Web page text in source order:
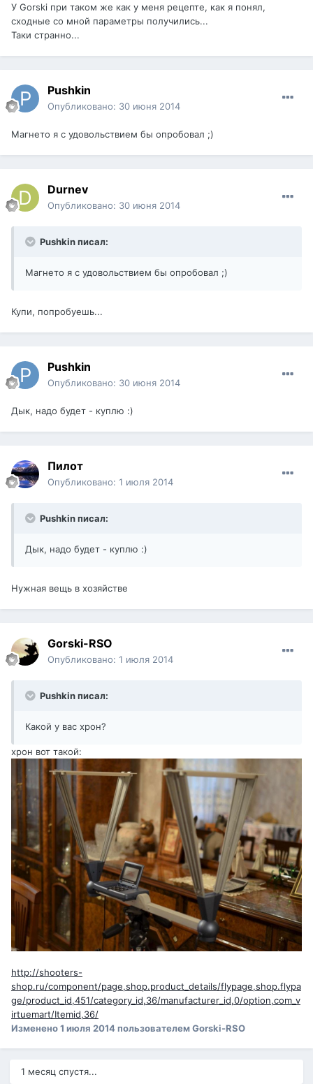
У Gorski при таком же как у меня рецепте, как я понял,
сходные со мной параметры получились...
Таки странно...
Pushkin
Опубликовано: 30 июня 2014
Магнето я с удовольствием бы опробовал ;)
Durnev
Опубликовано: 30 июня 2014
Pushkin писал:
Магнето я с удовольствием бы опробовал ;)
Купи, попробуешь...
Pushkin
Опубликовано: 30 июня 2014
Дык, надо будет - куплю :)
Пилот
Опубликовано: 1 июля 2014
Pushkin писал:
Дык, надо будет - куплю :)
Нужная вещь в хозяйстве
Gorski-RSO
Опубликовано: 1 июля 2014
Pushkin писал:
Какой у вас хрон?
хрон вот такой:
http://shooters-
shop.ru/component/page,shop.product_details/flypage,shop.flypa
ge/product_id,451/category_id,36/manufacturer_id,0/option,com_v
irtuemart/Itemid,36/
Изменено1 июля 2014пользователем Gorski-RSO
1 месяц спустя...